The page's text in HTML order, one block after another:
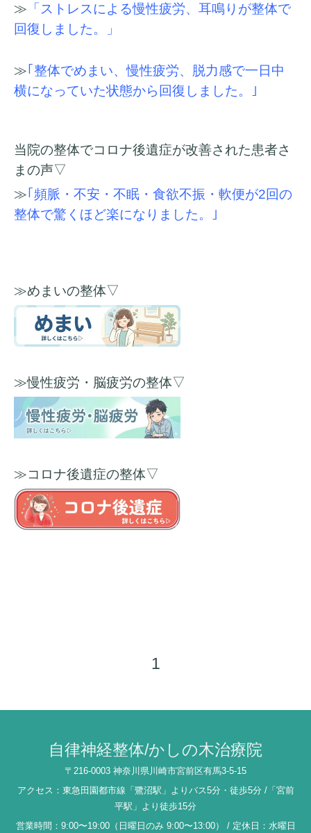
≫ 「ストレスによる慢性疲労、耳鳴りが整体で
回復しました。」
≫｢整体でめまい、慢性疲労、脱力感で一日中
横になっていた状態から回復しました。｣
当院の整体でコロナ後遺症が改善された患者さ
まの声▽
≫｢頻脈・不安・不眠・食欲不振・軟便が2回の
整体で驚くほど楽になりました。｣
≫めまいの整体▽
≫慢性疲労・脳疲労の整体▽
≫コロナ後遺症の整体▽
1
自律神経整体/かしの木治療院
〒216-0003 神奈川県川崎市宮前区有馬3-5-15
アクセス：東急田園都市線「鷺沼駅」よりバス5分・徒歩5分 /「宮前
平駅」より徒歩15分
営業時間：9:00〜19:00（日曜日のみ 9:00〜13:00） / 定休日：水曜日